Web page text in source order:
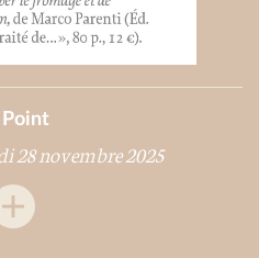
Point
28 novembre 2025